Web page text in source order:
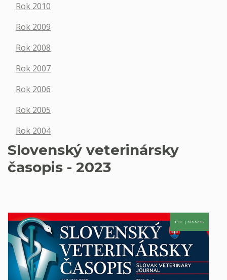
Rok 2010
Rok 2009
Rok 2008
Rok 2007
Rok 2006
Rok 2005
Rok 2004
Slovenský veterinársky
časopis - 2023
PDF | 676.62 KB